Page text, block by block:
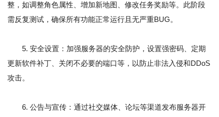
整，如调整角色属性、增加新地图、修改任务奖励等。此阶段
需反复测试，确保所有功能正常运行且无严重BUG。
5. 安全设置：加强服务器的安全防护，设置强密码、定期
更新软件补丁、关闭不必要的端口等，以防止非法入侵和DDoS
攻击。
6. 公告与宣传：通过社交媒体、论坛等渠道发布服务器开